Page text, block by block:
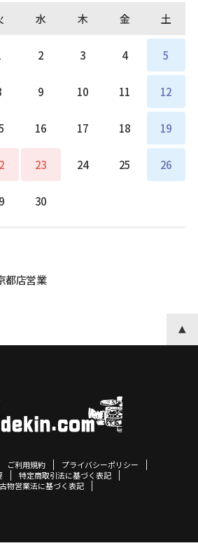
水 木 金 土
2 3 4 5
9 10 11 12
16 17 18 19
23 24 25 26
30
都店営業
ご利用規約
プライバシーポリシー
特定商取引法に基づく表記
古物営業法に基づく表記